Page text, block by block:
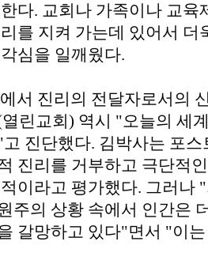
다. 교회나 가족이나 교
를 지켜 가는데 있어서
심을 일깨웠다.
서 진리의 전달자로서의
린교회) 역시 "오늘의 세
진단했다. 김박사는 포
진리를 거부하고 극단적
이라고 평가했다. 그러나
주의 상황 속에서 인간은
갈망하고 있다"면서 "이